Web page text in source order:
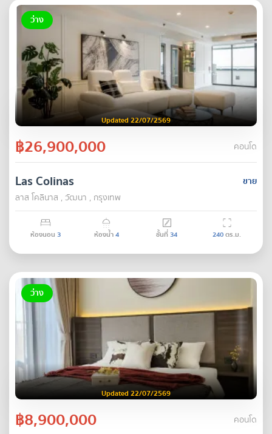
ว่าง
Updated 22/07/2569
฿26,900,000 คอนโด
ขาย
Las Colinas
ลาส โคลินาส , วัฒนา , กรุงเทพ
ห้องนอน 3 ห้องน้ำ4 ชั้นที่34 240ตร.ม.
ว่าง
Updated 22/07/2569
฿8,900,000 คอนโด